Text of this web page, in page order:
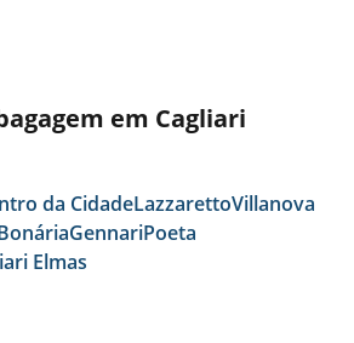
em Cagliari
da CidadeLazzarettoVillanova
GennariPoeta
Elmas